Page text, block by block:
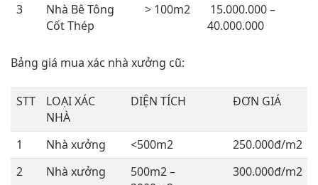
3
Nhà Bê Tông
Cốt Thép
> 100m2
15.000.000 –
40.000.000
Bảng giá mua xác nhà xưởng cũ:
STT
LOẠI XÁC
NHÀ
DIỆN TÍCH ĐƠN GIÁ
1 Nhà xưởng <500m2
250.000đ/m2
2
Nhà xưởng
500m2 –
300.000đ/m2